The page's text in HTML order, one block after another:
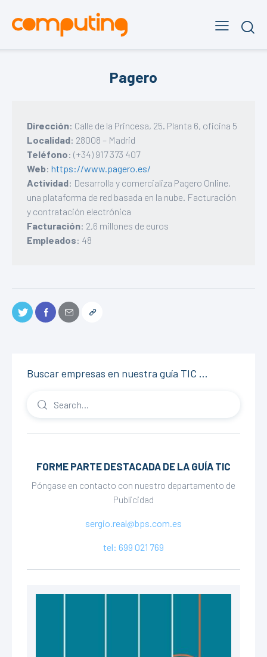
Pagero
Dirección: Calle de la Princesa, 25. Planta 6, oficina 5
Localidad: 28008 – Madrid
Teléfono: (+34) 917 373 407
Web: https://www.pagero.es/
Actividad: Desarrolla y comercializa Pagero Online,
una plataforma de red basada en la nube. Facturación
y contratación electrónica
Facturación: 2,6 millones de euros
Empleados: 48
Buscar empresas en nuestra guía TIC …
FORME PARTE DESTACADA DE LA GUÍA TIC
Póngase en contacto con nuestro departamento de
Publicidad
sergio.real@bps.com.es
tel: 699 021 769